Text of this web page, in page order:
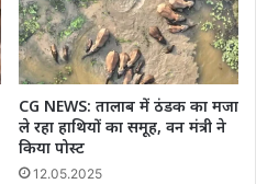
CG NEWS: तालाब में ठंडक का मजा
ले रहा हाथियों का समूह, वन मंत्री ने
किया पोस्ट
12.05.2025